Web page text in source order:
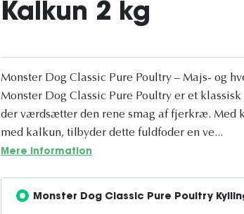
Kalkun 2 kg
Monster Dog Classic Pure Poultry – Majs- og
Monster Dog Classic Pure Poultry er et
der værdsætter den rene smag af fjerkræ. Med
med kalkun, tilbyder dette fuldfoder en ve...
Mere information
Monster Dog Classic Pure Poultry